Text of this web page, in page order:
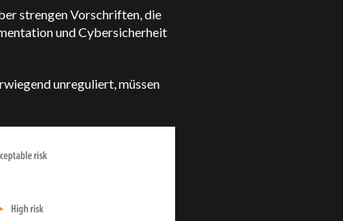
strengen Vorschriften, die
und Cybersicherheit
unreguliert, müssen